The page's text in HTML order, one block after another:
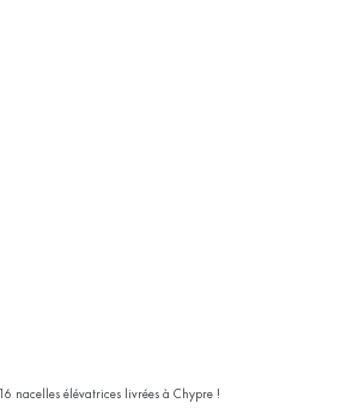
16 nacelles élévatrices livrées à Chypre !